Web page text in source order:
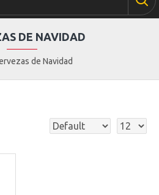
de Navidad
DE NAVIDAD